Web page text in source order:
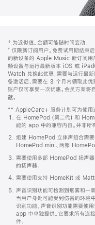
页
页
脚
注
‡ 为近似值。金额可能随时间变动。
⁺ 仅限新订阅用户。免费试用期结束
的新设备的 Apple Music 新订阅用
频设备与运行最新版本 iOS 或
Watch 兑换此优惠，需要与运行最
备激活后，需要在 3 个月内领取此
账户仅可享受一次优惠。会员方案将
款。
窗
口
中
打
开)
** AppleCare+ 服务计划可为使用
在 HomePod (第二代) 和
能的 app 中的兼容内容。并非所
组建 HomePod 立体声组合需
HomePod mini、两部
需要使用多部 HomePod 扬声器
的扬声器。
需要使用支持 HomeKit 或
声音识别功能可检测到烟雾和一
当用户身处可能受到伤害的环境
识别功能。声音识别功能需要使
app 中单独提供。它要求所有连
件。